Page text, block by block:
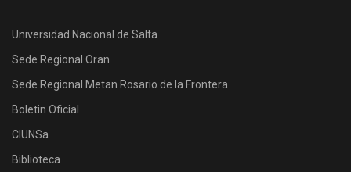
Universidad Nacional de Salta
Sede Regional Oran
Sede Regional Metan Rosario de la Frontera
Boletin Oficial
CIUNSa
Biblioteca